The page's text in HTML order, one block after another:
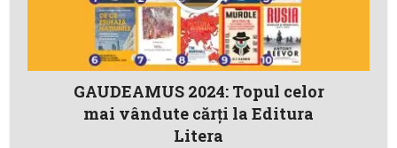
GAUDEAMUS 2024: Topul celor
mai vândute cărți la Editura
Litera